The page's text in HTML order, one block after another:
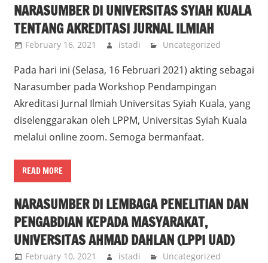
NARASUMBER DI UNIVERSITAS SYIAH KUALA
TENTANG AKREDITASI JURNAL ILMIAH
February 16, 2021 istadi Uncategorized
Pada hari ini (Selasa, 16 Februari 2021) akting sebagai
Narasumber pada Workshop Pendampingan
Akreditasi Jurnal Ilmiah Universitas Syiah Kuala, yang
diselenggarakan oleh LPPM, Universitas Syiah Kuala
melalui online zoom. Semoga bermanfaat.
READ MORE
NARASUMBER DI LEMBAGA PENELITIAN DAN
PENGABDIAN KEPADA MASYARAKAT,
UNIVERSITAS AHMAD DAHLAN (LPPI UAD)
February 10, 2021 istadi Uncategorized